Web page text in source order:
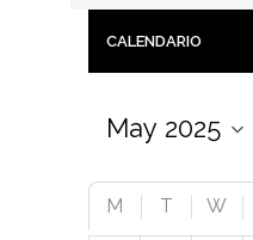
CALENDARIO
M T W